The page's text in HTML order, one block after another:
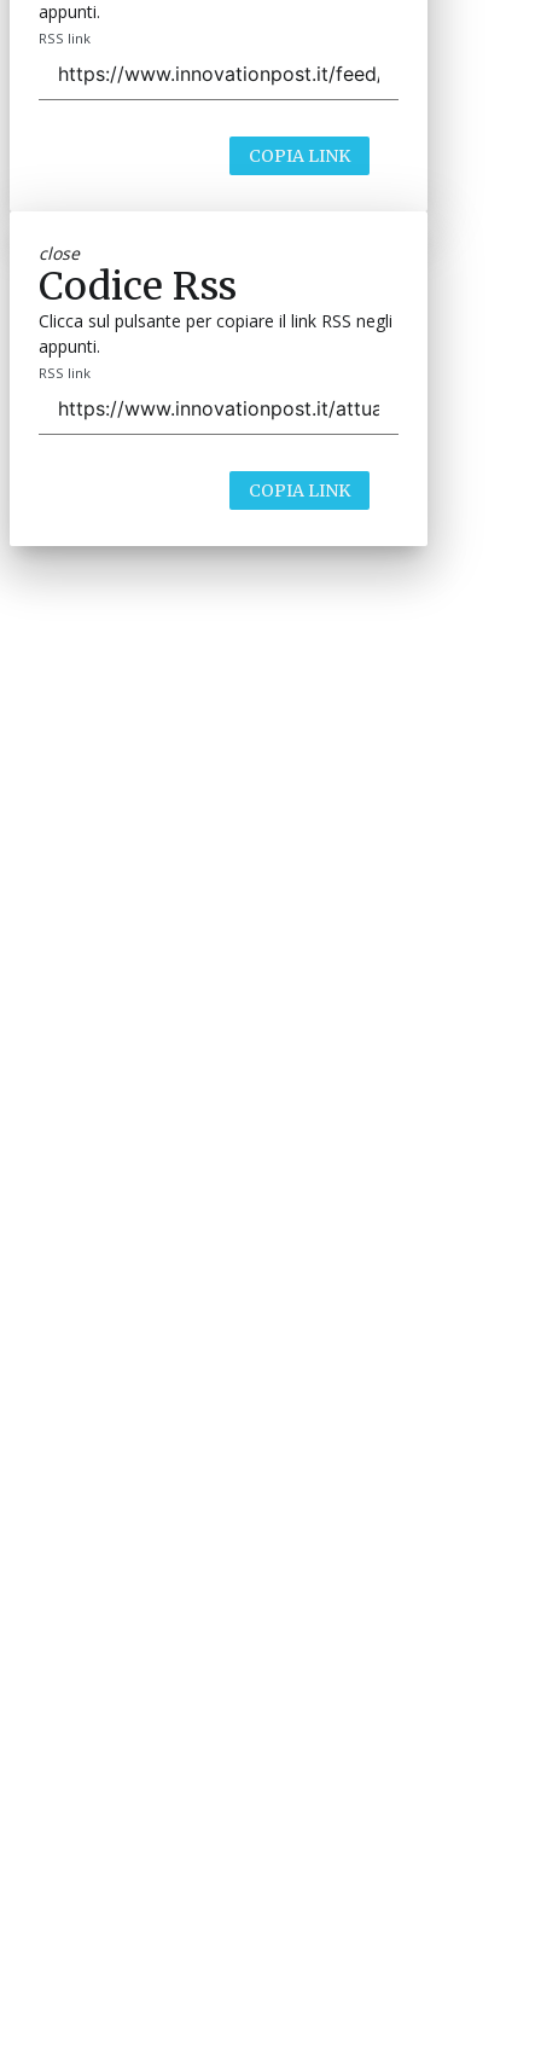
appunti.
RSS link
COPIA LINK
close
Codice Rss
Clicca sul pulsante per copiare il link RSS negli
appunti.
RSS link
COPIA LINK